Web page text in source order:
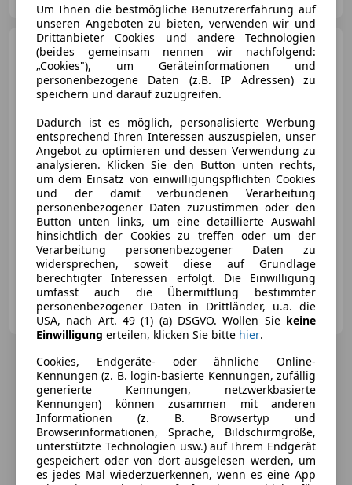
Porsche Cayenne Diesel
€ 26 980
03/2011 139 073 km Diesel
176 kW (239 PS)
Finazierung ohne Anzahlung möglich!
motioncars gmbh
AT-8301 Kainbach bei Graz
Um Ihnen die bestmögliche Benutzererfahrung auf
unseren Angeboten zu bieten, verwenden wir und
Drittanbieter Cookies und andere Technologien
(beides gemeinsam nennen wir nachfolgend:
„Cookies"), um Geräteinformationen und
personenbezogene Daten (z.B. IP Adressen) zu
speichern und darauf zuzugreifen.
Dadurch ist es möglich, personalisierte Werbung
entsprechend Ihren Interessen auszuspielen, unser
Angebot zu optimieren und dessen Verwendung zu
analysieren. Klicken Sie den Button unten rechts,
um dem Einsatz von einwilligungspflichten Cookies
und der damit verbundenen Verarbeitung
personenbezogener Daten zuzustimmen oder den
Button unten links, um eine detaillierte Auswahl
hinsichtlich der Cookies zu treffen oder um der
Verarbeitung personenbezogener Daten zu
widersprechen, soweit diese auf Grundlage
berechtigter Interessen erfolgt. Die Einwilligung
umfasst auch die Übermittlung bestimmter
personenbezogener Daten in Drittländer, u.a. die
USA, nach Art. 49 (1) (a) DSGVO. Wollen Sie keine
Einwilligung erteilen, klicken Sie bitte hier.
Cookies, Endgeräte- oder ähnliche Online-
Kennungen (z. B. login-basierte Kennungen, zufällig
generierte Kennungen, netzwerkbasierte
Kennungen) können zusammen mit anderen
Informationen (z. B. Browsertyp und
Browserinformationen, Sprache, Bildschirmgröße,
unterstützte Technologien usw.) auf Ihrem Endgerät
gespeichert oder von dort ausgelesen werden, um
es jedes Mal wiederzuerkennen, wenn es eine App